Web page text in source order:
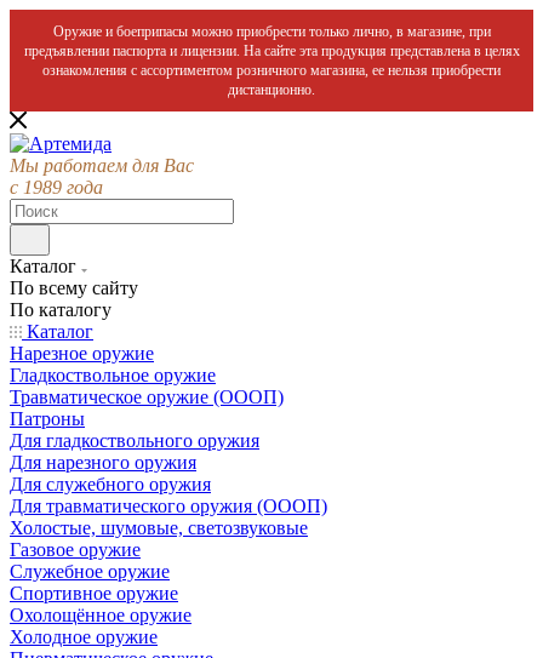
Оружие и боеприпасы можно приобрести только лично, в магазине, при
предъявлении паспорта и лицензии. На сайте эта продукция представлена в целях
ознакомления с ассортиментом розничного магазина, ее нельзя приобрести
дистанционно.
Мы работаем для Вас
с 1989 года
Каталог
По всему сайту
По каталогу
Каталог
Нарезное оружие
Гладкоствольное оружие
Травматическое оружие (ОООП)
Патроны
Для гладкоствольного оружия
Для нарезного оружия
Для служебного оружия
Для травматического оружия (ОООП)
Холостые, шумовые, светозвуковые
Газовое оружие
Служебное оружие
Спортивное оружие
Охолощённое оружие
Холодное оружие